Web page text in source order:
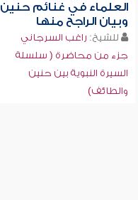
العلماء في غنائم حنين
وبيان الراجح منها
للشيخ: راغب السرجاني
جزء من محاضرة ( سلسلة
السيرة النبوية بين حنين
والطائف)